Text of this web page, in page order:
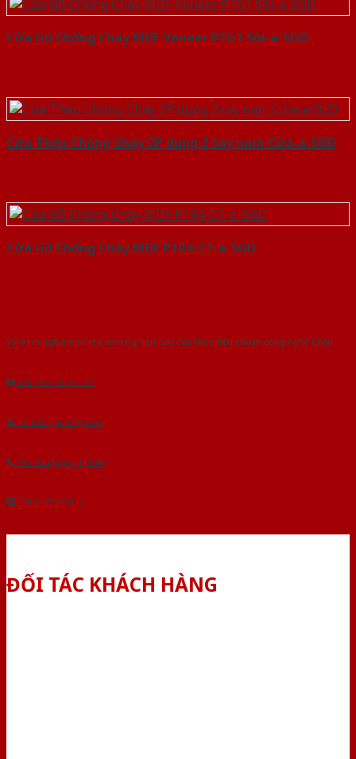
Cửa Gỗ Chống Cháy MDF Veneer P1G1 Sồi-a-SGD
Cửa Thép Chống Cháy 2P dung 2 tay nam Cửa-a-SGD
Cửa Gỗ Chống Cháy MDF P1R4-C1-a-SGD
Với kinh nghiệm nhiêu năm nghiên cứu cửa theo tiêu chuẩn công nghệ Châu
Gửi yêu cầu tư vấn
Tải báo giá tổng hợp
Yêu cầu gọi lại (3 phút)
Dành cho đại lý
ĐỐI TÁC KHÁCH HÀNG